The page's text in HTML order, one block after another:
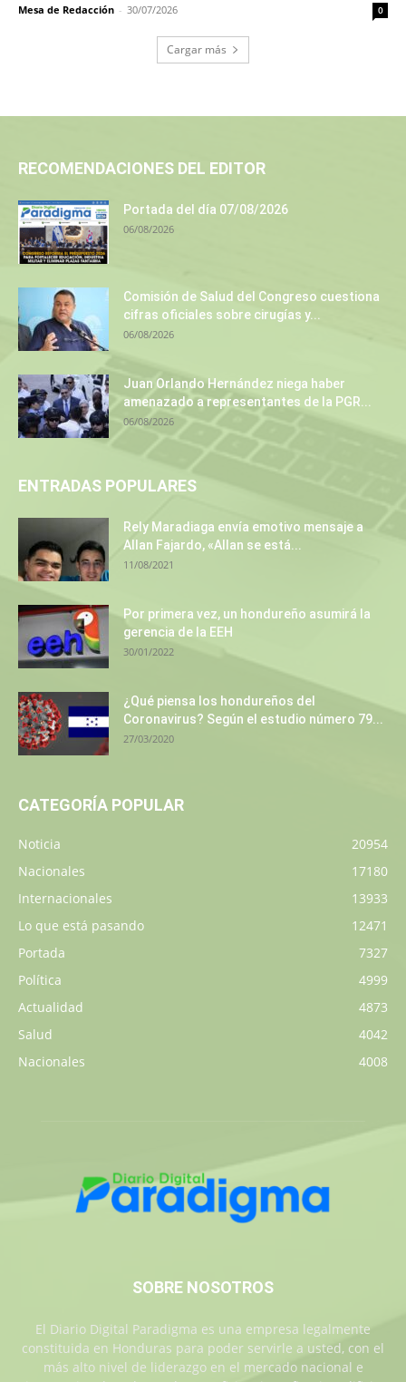
Mesa de Redacción - 30/07/2026 0
Cargar más
RECOMENDACIONES DEL EDITOR
Portada del día 07/08/2026
06/08/2026
Comisión de Salud del Congreso cuestiona
cifras oficiales sobre cirugías y...
06/08/2026
Juan Orlando Hernández niega haber
amenazado a representantes de la PGR...
06/08/2026
ENTRADAS POPULARES
Rely Maradiaga envía emotivo mensaje a
Allan Fajardo, «Allan se está...
11/08/2021
Por primera vez, un hondureño asumirá la
gerencia de la EEH
30/01/2022
¿Qué piensa los hondureños del
Coronavirus? Según el estudio número 79...
27/03/2020
CATEGORÍA POPULAR
Noticia
20954
Nacionales
17180
Internacionales
13933
Lo que está pasando
12471
Portada
7327
Política
4999
Actualidad
4873
Salud
4042
Nacionales
4008
SOBRE NOSOTROS
El Diario Digital Paradigma es una empresa legalmente
constituida en Honduras para poder servirle a usted, con el
más alto nivel de liderazgo en el mercado nacional e